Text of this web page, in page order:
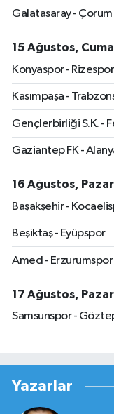
Galatasaray - Çorum
15 Ağustos,
Konyaspor - Rizespor
Kasımpaşa -
Gençlerbirliği S.K. -
Gaziantep FK -
16 Ağustos, Pazar
Başakşehir -
Beşiktaş - Eyüpspor
Amed - Erzurumspor
17 Ağustos,
Samsunspor -
Yazarlar